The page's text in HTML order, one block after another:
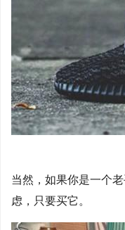
当然，如果你是一个
虑，只要买它。